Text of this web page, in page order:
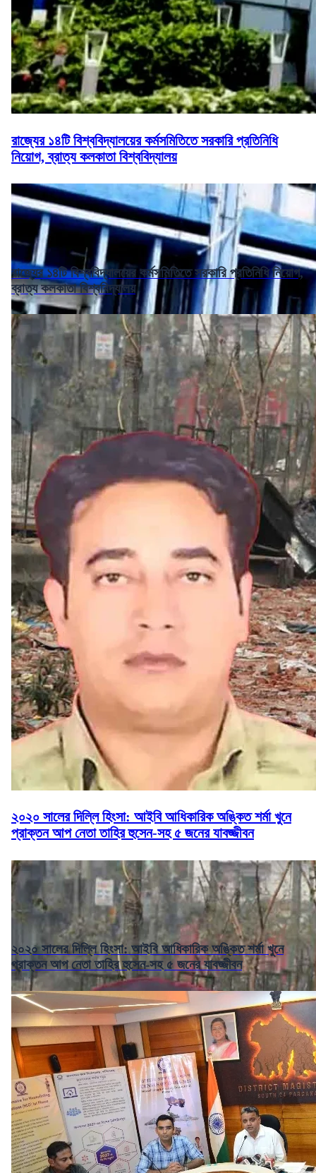
রাজ্যের ১৪টি বিশ্ববিদ্যালয়ের কর্মসমিতিতে সরকারি প্রতিনিধি
নিয়োগ, ব্রাত্য কলকাতা বিশ্ববিদ্যালয়
রাজ্যের ১৪টি বিশ্ববিদ্যালয়ের কর্মসমিতিতে সরকারি প্রতিনিধি নিয়োগ,
ব্রাত্য কলকাতা বিশ্ববিদ্যালয়
২০২০ সালের দিল্লি হিংসা: আইবি আধিকারিক অঙ্কিত শর্মা খুনে
প্রাক্তন আপ নেতা তাহির হুসেন-সহ ৫ জনের যাবজ্জীবন
২০২০ সালের দিল্লি হিংসা: আইবি আধিকারিক অঙ্কিত শর্মা খুনে
প্রাক্তন আপ নেতা তাহির হুসেন-সহ ৫ জনের যাবজ্জীবন